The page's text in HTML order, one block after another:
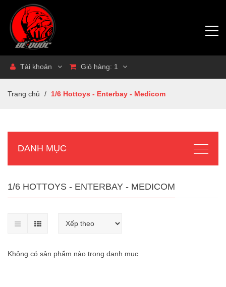
Tài khoản Giỏ hàng: 1
Trang chủ / 1/6 Hottoys - Enterbay - Medicom
DANH MỤC
1/6 HOTTOYS - ENTERBAY - MEDICOM
Không có sản phẩm nào trong danh mục